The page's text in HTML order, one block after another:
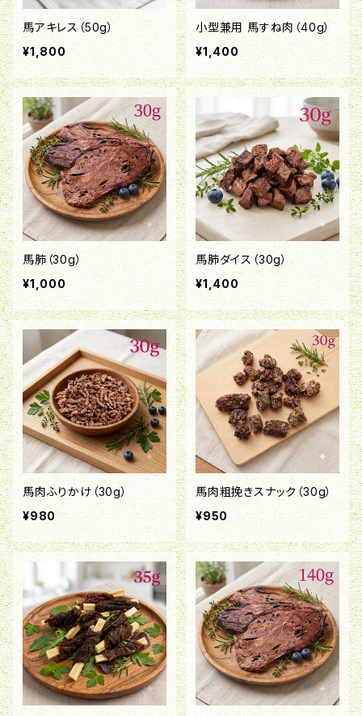
馬アキレス（50g）
¥1,800
小型兼用 馬すね肉（40g）
¥1,400
馬肺（30g）
¥1,000
馬肺ダイス（30g）
¥1,400
馬肉ふりかけ（30g）
¥980
馬肉粗挽きスナック（30g）
¥950